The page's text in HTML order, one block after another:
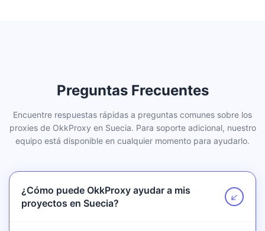
Preguntas Frecuentes
Encuentre respuestas rápidas a preguntas comunes sobre los
proxies de OkkProxy en Suecia. Para soporte adicional, nuestro
equipo está disponible en cualquier momento para ayudarlo.
¿Cómo puede OkkProxy ayudar a mis
proyectos en Suecia?
↗